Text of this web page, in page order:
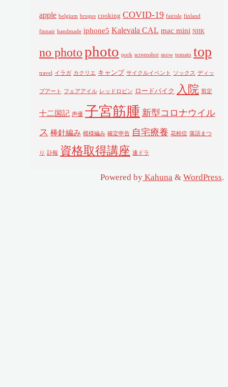
apple belgium bruges cooking COVID-19 fairisle finland
finnair handmade iphone5 Kalevala CAL mac mini NHK
no photophoto pork screenshot snow tomato top
travel イラガ カクリエ キャンプ サイクルイベント ソックス ディッ
プアート フェアアイル レッドロビン ロードバイク 入院 剪定
十二国記 声優 子宮筋腫 新型コロナウイル
ス 棒針編み 模様編み 確定申告 自宅療養 花粉症 落語まつ
り 訃報 資格取得講座 連ドラ
Powered by Kahuna & WordPress.